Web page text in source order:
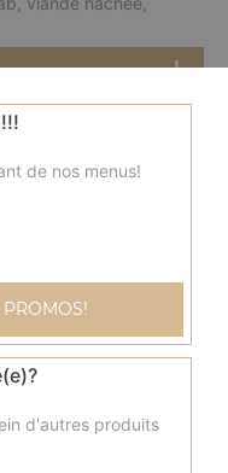
de poulet, pommes
olives
de nos menus!
d'autres produits